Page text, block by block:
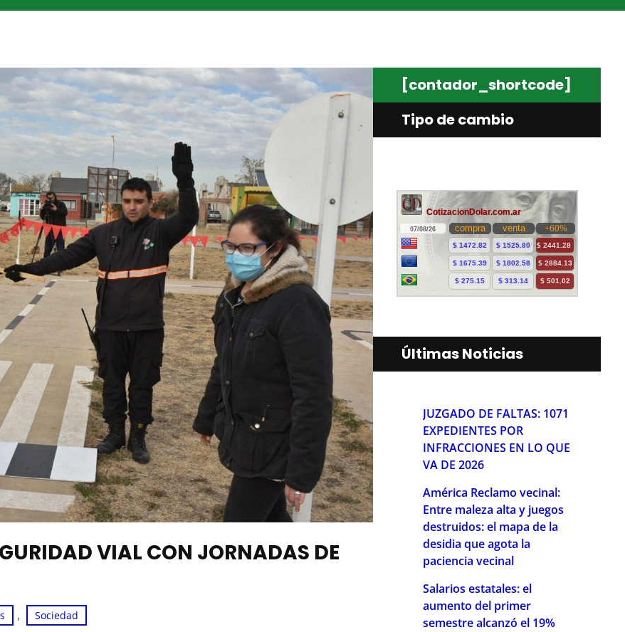
VIAL CON JORNADAS DE
, Sociedad
[contador_shortcode]
Tipo de cambio
Últimas Noticias
JUZGADO DE FALTAS: 1071
EXPEDIENTES POR
INFRACCIONES EN LO QUE
VA DE 2026
América Reclamo vecinal:
Entre maleza alta y juegos
destruidos: el mapa de la
desidia que agota la
paciencia vecinal
Salarios estatales: el
aumento del primer
semestre alcanzó el 19%